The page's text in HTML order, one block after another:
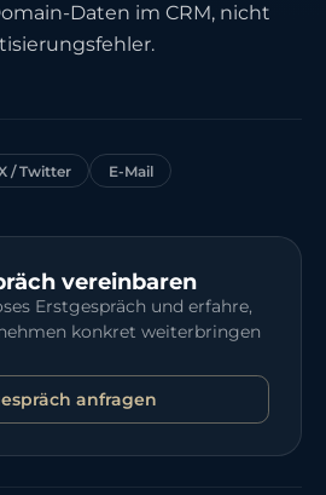
Daten im CRM, nicht
/ Twitter E-Mail
vereinbaren
Erstgespräch und erfahre,
konkret weiterbringen
anfragen